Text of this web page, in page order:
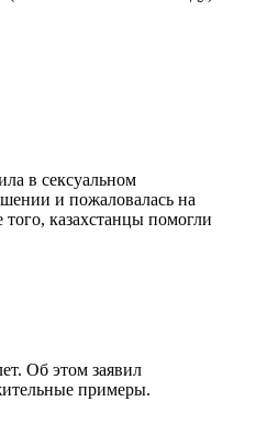
в сексуальном
и пожаловалась на
казахстанцы помогли
Об этом заявил
примеры.